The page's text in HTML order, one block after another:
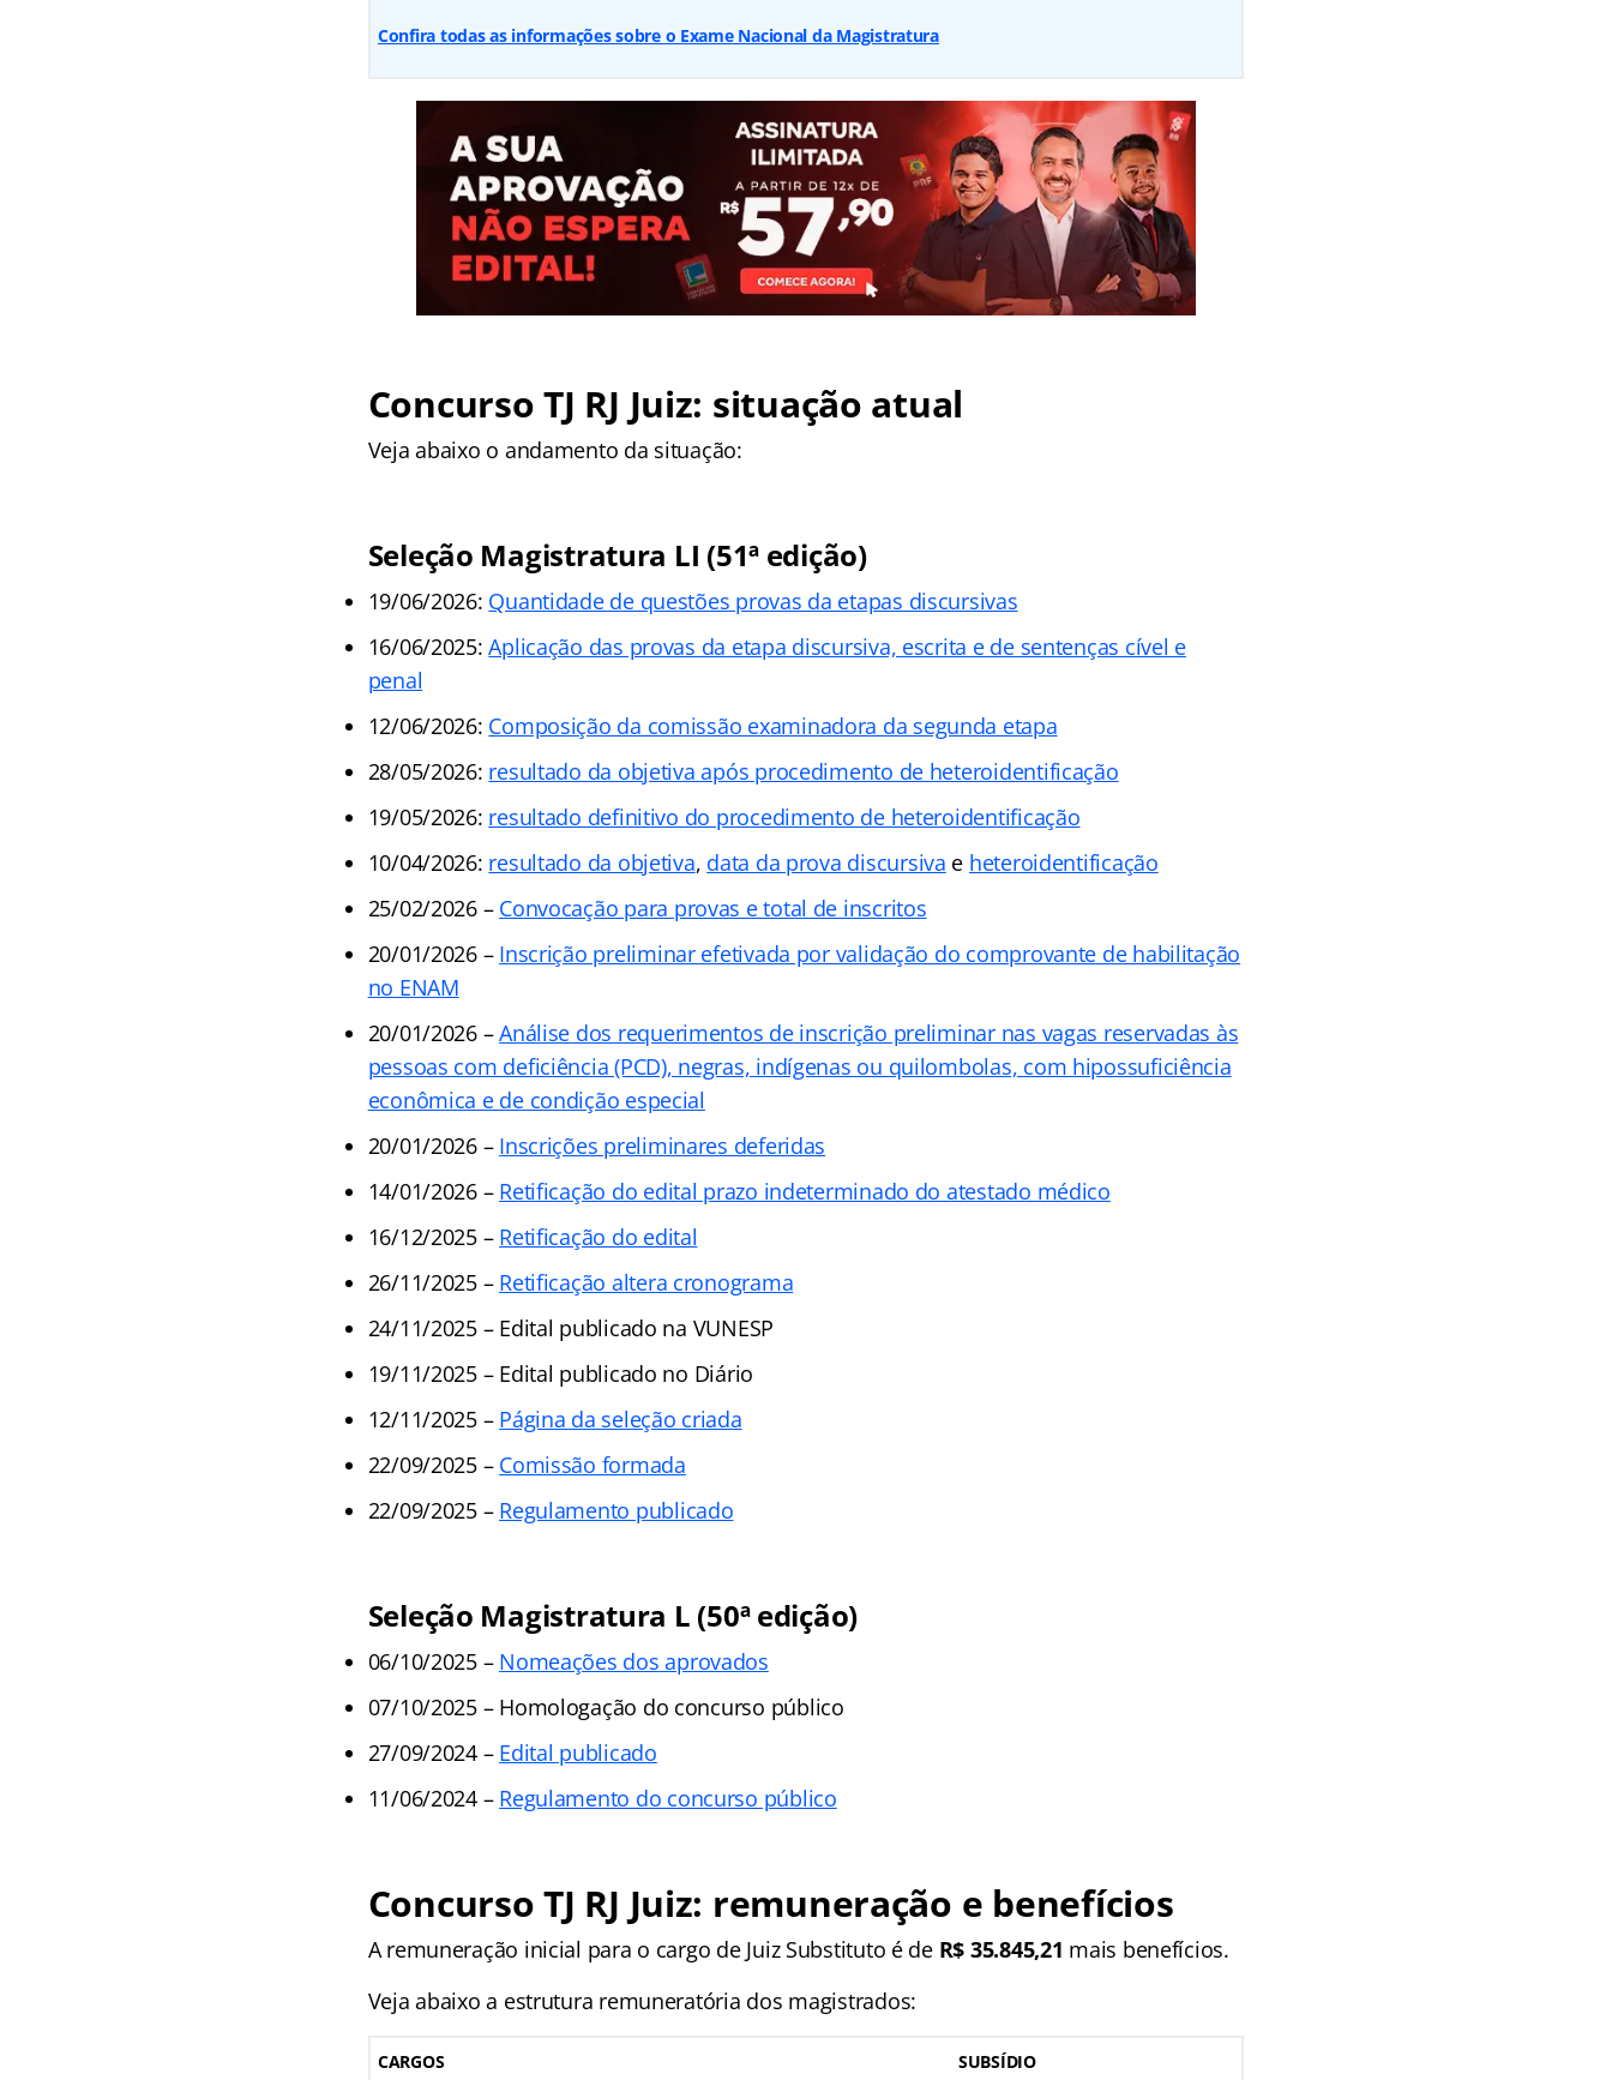
Confira todas as informações sobre o Exame Nacional da Magistratura
Concurso TJ RJ Juiz: situação atual
Veja abaixo o andamento da situação:
Seleção Magistratura LI (51ª edição)
19/06/2026: Quantidade de questões provas da etapas discursivas
16/06/2025:Aplicação das provas da etapa discursiva, escrita e de sentenças cível e
penal
12/06/2026: Composição da comissão examinadora da segunda etapa
28/05/2026: resultado da objetiva após procedimento de heteroidentificação
19/05/2026: resultado definitivo do procedimento de heteroidentificação
10/04/2026: resultado da objetiva, data da prova discursiva e heteroidentificação
25/02/2026 – Convocação para provas e total de inscritos
20/01/2026 – Inscrição preliminar efetivada por validação do comprovante de habilitação
no ENAM
20/01/2026 –Análise dos requerimentos de inscrição preliminar nas vagas reservadas às
pessoas com deficiência (PCD), negras, indígenas ou quilombolas, com hipossuficiência
econômica e de condição especial
20/01/2026 – Inscrições preliminares deferidas
14/01/2026 – Retificação do edital prazo indeterminado do atestado médico
16/12/2025 – Retificação do edital
26/11/2025 – Retificação altera cronograma
24/11/2025 – Edital publicado na VUNESP
19/11/2025 – Edital publicado no Diário
12/11/2025 – Página da seleção criada
22/09/2025 – Comissão formada
22/09/2025 – Regulamento publicado
Seleção Magistratura L (50ª edição)
06/10/2025 – Nomeações dos aprovados
07/10/2025 – Homologação do concurso público
27/09/2024 – Edital publicado
11/06/2024 – Regulamento do concurso público
Concurso TJ RJ Juiz: remuneração e benefícios
A remuneração inicial para o cargo de Juiz Substituto é de R$ 35.845,21 mais benefícios.
Veja abaixo a estrutura remuneratória dos magistrados:
CARGOS SUBSÍDIO